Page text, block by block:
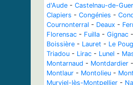
d'Aude - Castelnau-de-
Clapiers - Congénies -
Cournonterral - Deaux -
Florensac - Fuilla - Gignac -
Boissière - Lauret - Le
Triadou - Lirac - Lunel -
Montarnaud - Montdardier -
Montlaur - Montolieu -
Murviel-lès-Montpellier -